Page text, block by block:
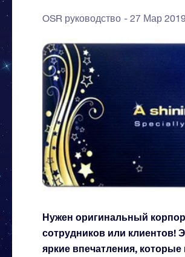
OSR руководство 27 Мар 2019
Нужен оригинальный
сотрудников или клиентов!
яркие впечатления,